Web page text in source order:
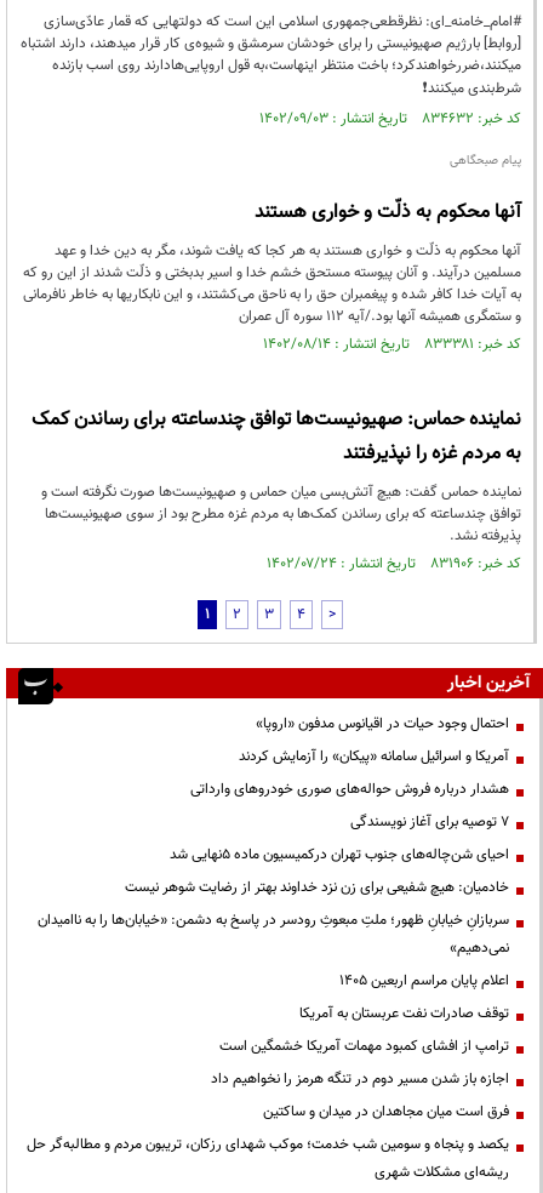
#امام_خامنه_ای: نظرقطعی‌جمهوری اسلامی این است که دولتهایی که قمار عادّی‌سازی
[روابط] بارژیم صهیونیستی را برای خودشان سرمشق و شیوه‌ی کار قرار میدهند، دارند اشتباه
میکنند،ضررخواهندکرد؛ باخت منتظر اینهاست،به قول اروپایی‌هادارند روی اسب بازنده
شرط‌بندی میکنند❗️
کد خبر: ۸۳۴۶۳۲ تاریخ انتشار : ۱۴۰۲/۰۹/۰۳
پیام صبحگاهی
آنها محکوم به ذلّت و خواری هستند
آنها محکوم به ذلّت و خواری هستند به هر کجا که یافت شوند، مگر به دین خدا و عهد
مسلمین درآیند. و آنان پیوسته مستحق خشم خدا و اسیر بدبختی و ذلّت شدند از این رو که
به آیات خدا کافر شده و پیغمبران حق را به ناحق می‌کشتند، و این نابکاریها به خاطر نافرمانی
و ستمگری همیشه آنها بود./آیه 112 سوره آل عمران
کد خبر: ۸۳۳۳۸۱ تاریخ انتشار : ۱۴۰۲/۰۸/۱۴
نماینده حماس: صهیونیست‌ها توافق چندساعته‌ برای رساندن کمک‌
به مردم غزه را نپذیرفتند
نماینده حماس گفت: هیچ آتش‌بسی میان حماس و صهیونیست‌ها صورت نگرفته است و
توافق چندساعته‌ که برای رساندن کمک‌ها به مردم غزه مطرح بود از سوی صهیونیست‌ها
پذیرفته نشد.
کد خبر: ۸۳۱۹۰۶ تاریخ انتشار : ۱۴۰۲/۰۷/۲۴
1 2 3 4 >
آخرین اخبار
احتمال وجود حیات در اقیانوس مدفون «اروپا»
آمریکا و اسرائیل سامانه «پیکان» را آزمایش کردند
هشدار درباره فروش حواله‌های صوری خودروهای وارداتی
۷ توصیه برای آغاز نویسندگی
احیای شن‌چاله‌های جنوب تهران درکمیسیون ماده ۵نهایی شد
خادمیان: هیچ شفیعی برای زن نزد خداوند بهتر از رضایت شوهر نیست
سربازانِ خیابانِ ظهور؛ ملتِ مبعوثِ رودسر در پاسخ به دشمن: «خیابان‌ها را به ناامیدان
نمی‌دهیم»
اعلام پایان مراسم اربعین ۱۴۰۵
توقف صادرات نفت عربستان به آمریکا
ترامپ از افشای کمبود مهمات آمریکا خشمگین است
اجازه باز شدن مسیر دوم در تنگه هرمز را نخواهیم داد
فرق است میان مجاهدان در میدان و ساکتین
یکصد و پنجاه و سومین شب خدمت؛ موکب شهدای رزکان، تریبون مردم و مطالبه‌گر حل
ریشه‌ای مشکلات شهری